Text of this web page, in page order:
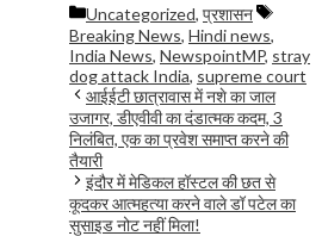
Categories
Uncategorized, प्रशासन
Tags
Breaking News, Hindi news,
India News, NewspointMP, stray
dog attack India, supreme court
आईईटी छात्रावास में नशे का जाल
उजागर, डीएवीवी का दंडात्मक कदम, 3
निलंबित, एक का प्रवेश समाप्त करने की
तैयारी
इंदौर में मेडिकल हॉस्टल की छत से
कूदकर आत्महत्या करने वाले डॉ पटेल का
सुसाइड नोट नहीं मिला!